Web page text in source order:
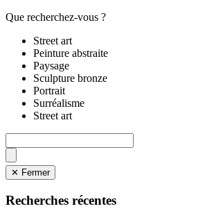
Que recherchez-vous ?
Street art
Peinture abstraite
Paysage
Sculpture bronze
Portrait
Surréalisme
Street art
✕ Fermer
Recherches récentes